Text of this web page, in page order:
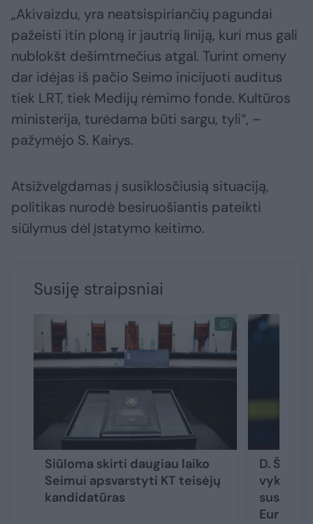
„Akivaizdu, yra neatsispiriančių pagundai
pažeisti itin ploną ir jautrią liniją, kuri mus gali
nublokšt dešimtmečius atgal. Turint omeny
dar idėjas iš pačio Seimo inicijuoti auditus
tiek LRT, tiek Medijų rėmimo fonde. Kultūros
ministerija, turėdama būti sargu, tyli“, –
pažymėjo S. Kairys.
Atsižvelgdamas į susiklosčiusią situaciją,
politikas nurodė besiruošiantis pateikti
siūlymus dėl įstatymo keitimo.
Susiję straipsniai
Siūloma skirti daugiau laiko
Seimui apsvarstyti KT teisėjų
kandidatūras
D.
Europa